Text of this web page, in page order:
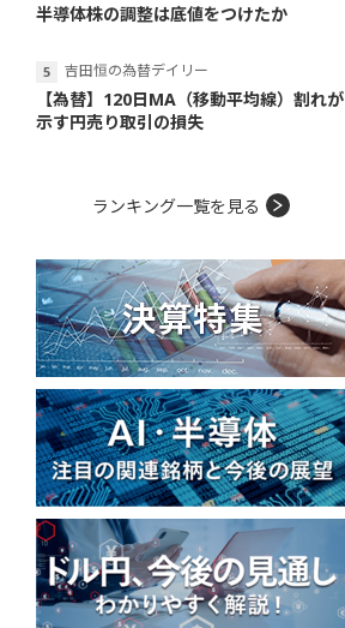
半導体株の調整は底値をつけたか
吉田恒の為替デイリー
【為替】120日MA（移動平均線）割れが
示す円売り取引の損失
ランキング一覧を見る